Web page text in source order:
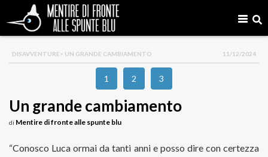
DISAVVENTURE> UN GRANDE CAMBIAMENTO 11/12/2024
1 2 3
Un grande cambiamento
di Mentire di fronte alle spunte blu
“Conosco Luca ormai da tanti anni e posso dire con certezza